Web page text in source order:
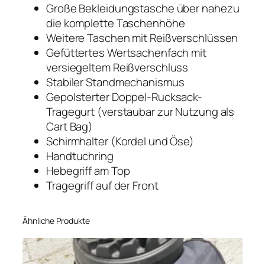
Große Bekleidungstasche über nahezu
die komplette Taschenhöhe
Weitere Taschen mit Reißverschlüssen
Gefüttertes Wertsachenfach mit
versiegeltem Reißverschluss
Stabiler Standmechanismus
Gepolsterter Doppel-Rucksack-
Tragegurt (verstaubar zur Nutzung als
Cart Bag)
Schirmhalter (Kordel und Öse)
Handtuchring
Hebegriff am Top
Tragegriff auf der Front
Ähnliche Produkte